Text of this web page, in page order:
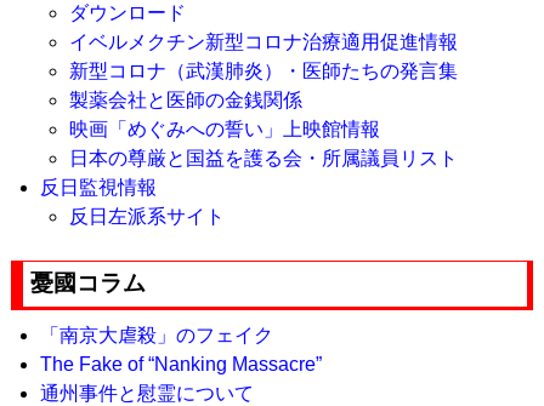
ダウンロード
イベルメクチン新型コロナ治療適用促進情報
新型コロナ（武漢肺炎）・医師たちの発言集
製薬会社と医師の金銭関係
映画「めぐみへの誓い」上映館情報
日本の尊厳と国益を護る会・所属議員リスト
反日監視情報
反日左派系サイト
憂國コラム
「南京大虐殺」のフェイク
The Fake of “Nanking Massacre”
通州事件と慰霊について